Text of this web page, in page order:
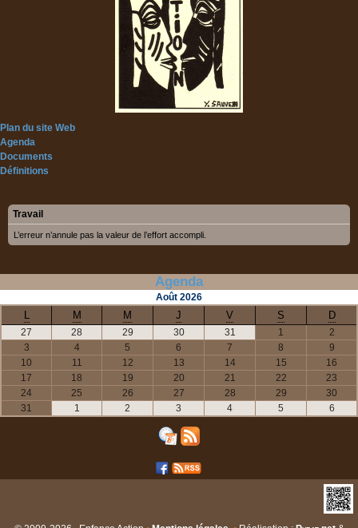
Plan du site Web
Agenda
Documents
Définitions
Travail
L’erreur n’annule pas la valeur de l’effort accompli.
Agenda
Août 2026
L M M J V S D
27 28 29 30 31 1
2
3
4 5 6 7 8
9
10
11 12 13 14 15
16
17
18 19 20 21 22
23
24
25 26 27 28 29
30
31
1 2 3 4 5 6